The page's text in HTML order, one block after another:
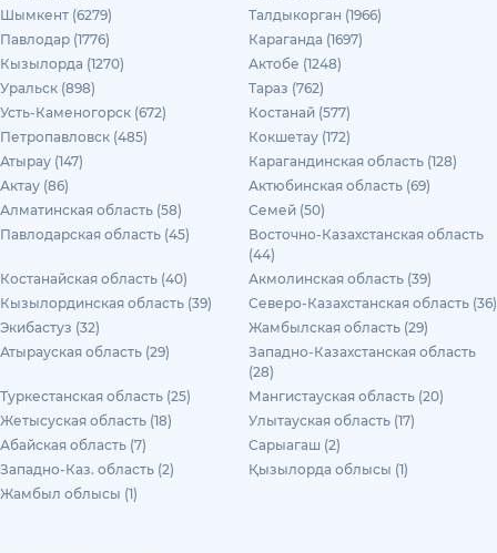
Шымкент (6279)
Талдыкорган (1966)
Павлодар (1776)
Караганда (1697)
Кызылорда (1270)
Актобе (1248)
Уральск (898)
Тараз (762)
Усть-Каменогорск (672)
Костанай (577)
Петропавловск (485)
Кокшетау (172)
Атырау (147)
Карагандинская область (128)
Актау (86)
Актюбинская область (69)
Алматинская область (58)
Семей (50)
Павлодарская область (45)
Восточно-Казахстанская область
(44)
Костанайская область (40)
Акмолинская область (39)
Кызылординская область (39)
Северо-Казахстанская область (36)
Экибастуз (32)
Жамбылская область (29)
Атырауская область (29)
Западно-Казахстанская область
(28)
Туркестанская область (25)
Мангистауская область (20)
Жетысуская область (18)
Улытауская область (17)
Абайская область (7)
Сарыагаш (2)
Западно-Каз. область (2)
Қызылорда облысы (1)
Жамбыл облысы (1)